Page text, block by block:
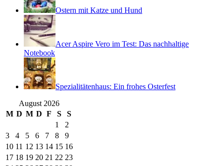
Ostern mit Katze und Hund
Acer Aspire Vero im Test: Das nachhaltige
Notebook
Spezialitätenhaus: Ein frohes Osterfest
August 2026
M D M D F S
S
1
2
3
4 5 6 7 8
9
10 11 12 13 14 15 16
17 18 19 20 21 22 23